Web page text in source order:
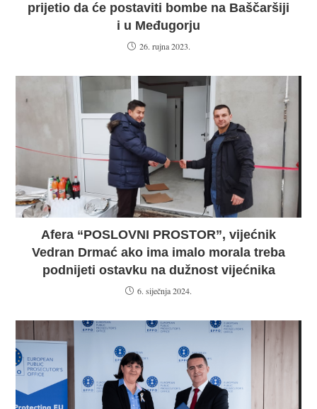
prijetio da će postaviti bombe na Baščaršiji
i u Međugorju
26. rujna 2023.
Afera “POSLOVNI PROSTOR”, vijećnik
Vedran Drmać ako ima imalo morala treba
podnijeti ostavku na dužnost vijećnika
6. siječnja 2024.